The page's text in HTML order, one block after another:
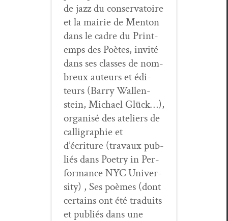
de jazz du con­ser­va­toire
et la mairie de Men­ton
dans le cadre du Print­
emps des Poètes, invité
dans ses class­es de nom­
breux auteurs et édi­
teurs (Bar­ry Wal­len­
stein, Michael Glück…),
organ­isé des ate­liers de
cal­ligra­phie et
d’écriture (travaux pub­
liés dans Poet­ry in Per­
for­mance NYC Uni­ver­
si­ty) , Ses poèmes (dont
cer­tains ont été traduits
et pub­liés dans une